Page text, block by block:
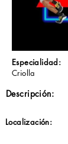
Especialidad:
Criolla
Descripción:
Localización: